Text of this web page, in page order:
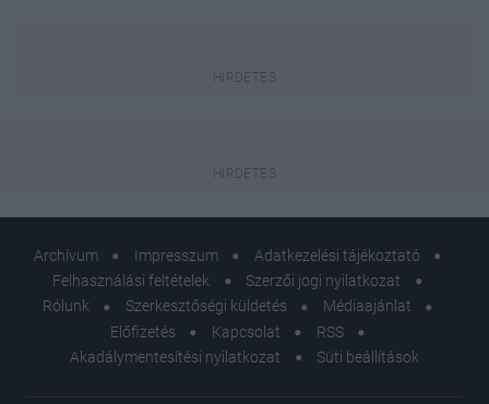
Archívum Impresszum
Adatkezelési tájékoztató
Felhasználási feltételek
Szerzői jogi nyilatkozat
Rólunk
Szerkesztőségi küldetés
Médiaajánlat
Előfizetés
Kapcsolat
RSS
Akadálymentesítési nyilatkozat
Süti beállítások